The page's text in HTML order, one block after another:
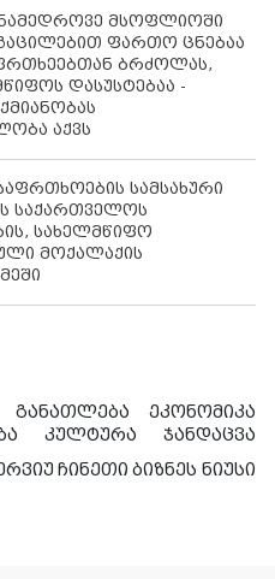
მსოფლიოში
ფართო ცნებაა
ბრძოლას,
დასუსტებაა -
აქვს
სამსახური
საქართველოს
სახელმწიფო
მოქალაქის
განათლება
ეკონომიკა
კულტურა
ჯანდაცვა
ჩინეთი ბიზნეს ნიუსი